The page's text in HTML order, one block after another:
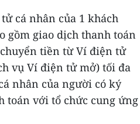
cá nhân của 1 khách
gồm giao dịch thanh toán
tiền từ Ví điện tử
vụ Ví điện tử mở) tối đa
nhân của người có ký
toán với tổ chức cung ứng